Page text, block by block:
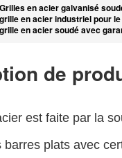
Grilles en acier galvanisé
grille en acier industriel pour
grille en acier soudé avec
de
est faite par la
barres plats avec